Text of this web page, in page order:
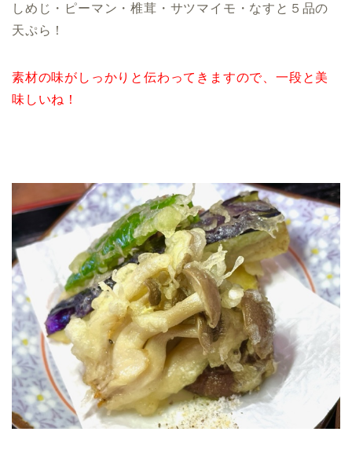
しめじ・ピーマン・椎茸・サツマイモ・なすと５品の
天ぷら！
素材の味がしっかりと伝わってきますので、一段と美
味しいね！